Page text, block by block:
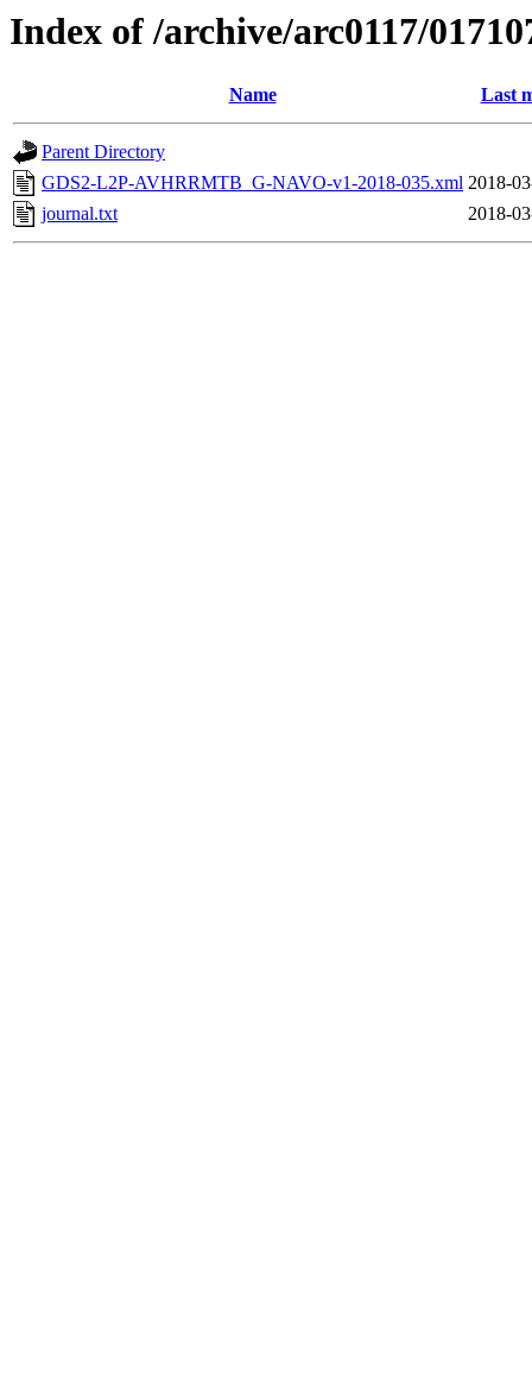
Index of /archive/arc0117/
Name Last
Parent Directory
GDS2-L2P-AVHRRMTB_G-NAVO-v1-2018-035.xml 2018-
journal.txt
2018-